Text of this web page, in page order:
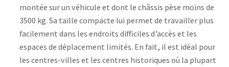
montée sur un véhicule et dont le châssis pèse moins de
3500 kg. Sa taille compacte lui permet de travailler plus
facilement dans les endroits difficiles d’accès et les
espaces de déplacement limités. En fait, il est idéal pour
les centres-villes et les centres historiques où la plupart